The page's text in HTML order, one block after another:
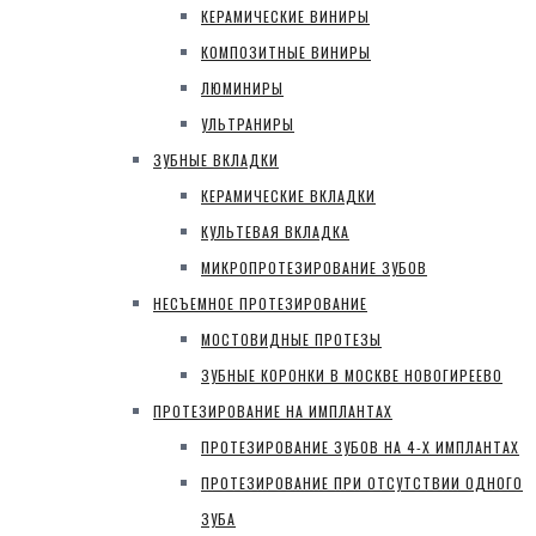
КЕРАМИЧЕСКИЕ ВИНИРЫ
КОМПОЗИТНЫЕ ВИНИРЫ
ЛЮМИНИРЫ
УЛЬТРАНИРЫ
ЗУБНЫЕ ВКЛАДКИ
КЕРАМИЧЕСКИЕ ВКЛАДКИ
КУЛЬТЕВАЯ ВКЛАДКА
МИКРОПРОТЕЗИРОВАНИЕ ЗУБОВ
НЕСЪЕМНОЕ ПРОТЕЗИРОВАНИЕ
МОСТОВИДНЫЕ ПРОТЕЗЫ
ЗУБНЫЕ КОРОНКИ В МОСКВЕ НОВОГИРЕЕВО
ПРОТЕЗИРОВАНИЕ НА ИМПЛАНТАХ
ПРОТЕЗИРОВАНИЕ ЗУБОВ НА 4-Х ИМПЛАНТАХ
ПРОТЕЗИРОВАНИЕ ПРИ ОТСУТСТВИИ ОДНОГО
ЗУБА